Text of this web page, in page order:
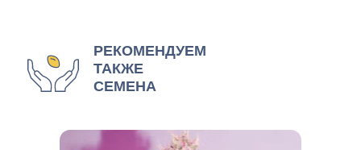
РЕКОМЕНДУЕМ
ТАКЖЕ
СЕМЕНА